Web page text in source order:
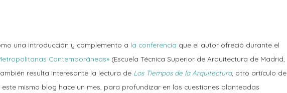
una introducción y complemento a la conferencia que el autor ofreció durante el
Contemporáneas» (Escuela Técnica Superior de Arquitectura de Madrid,
resulta interesante la lectura de Los Tiempos de la Arquitectura, otro artículo de
mismo blog hace un mes, para profundizar en las cuestiones planteadas